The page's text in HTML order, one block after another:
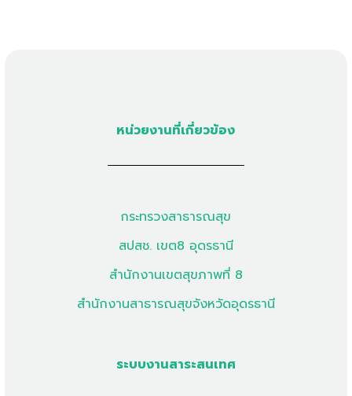
หน่วยงานที่เกี่ยวข้อง
กระทรวงสาธารณสุข
สปสช. เขต8 อุดรธานี
สำนักงานเขตสุขภาพที่ 8
สำนักงานสาธารณสุขจังหวัดอุดรธานี
ระบบงานสาระสนเทศ